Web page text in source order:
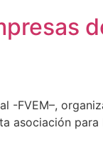
-FVEM–,
asociación para